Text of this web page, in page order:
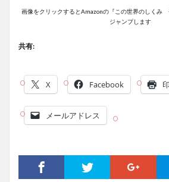
画像をクリックするとAmazonの『この世界のしくみ
ジャンプします
共有:
X Facebook
メールアドレス